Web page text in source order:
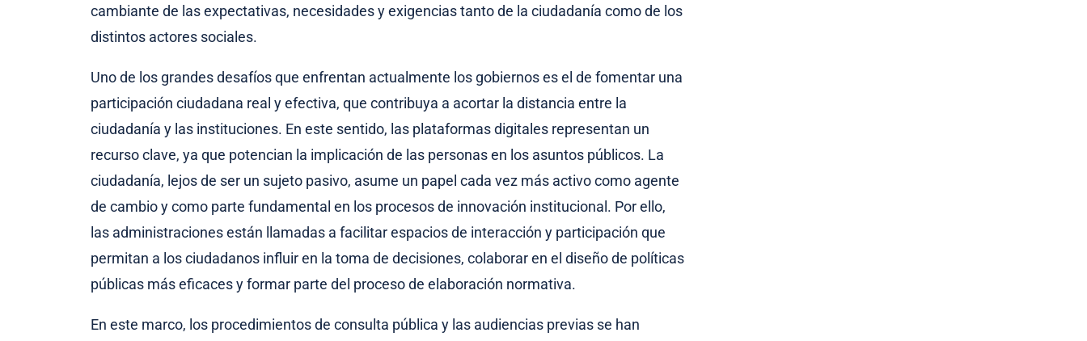
cambiante de las expectativas, necesidades y exigencias tanto de la ciudadanía como de los
distintos actores sociales.
Uno de los grandes desafíos que enfrentan actualmente los gobiernos es el de fomentar una
participación ciudadana real y efectiva, que contribuya a acortar la distancia entre la
ciudadanía y las instituciones. En este sentido, las plataformas digitales representan un
recurso clave, ya que potencian la implicación de las personas en los asuntos públicos. La
ciudadanía, lejos de ser un sujeto pasivo, asume un papel cada vez más activo como agente
de cambio y como parte fundamental en los procesos de innovación institucional. Por ello,
las administraciones están llamadas a facilitar espacios de interacción y participación que
permitan a los ciudadanos influir en la toma de decisiones, colaborar en el diseño de políticas
públicas más eficaces y formar parte del proceso de elaboración normativa.
En este marco, los procedimientos de consulta pública y las audiencias previas se han